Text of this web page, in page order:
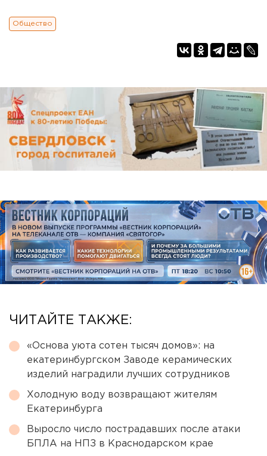
Общество
ЧИТАЙТЕ ТАКЖЕ:
«Основа уюта сотен тысяч домов»: на
екатеринбургском Заводе керамических
изделий наградили лучших сотрудников
Холодную воду возвращают жителям
Екатеринбурга
Выросло число пострадавших после атаки
БПЛА на НПЗ в Краснодарском крае